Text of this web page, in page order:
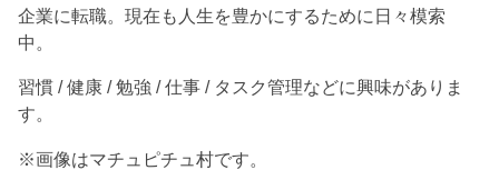
企業に転職。現在も人生を豊かにするために日々模索
中。
習慣 / 健康 / 勉強 / 仕事 / タスク管理などに興味がありま
す。
※画像はマチュピチュ村です。